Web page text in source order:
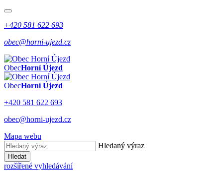
+420 581 622 693
obec@horni-ujezd.cz
ObecHorní Újezd
ObecHorní Újezd
+420 581 622 693
obec@horni-ujezd.cz
Mapa webu
Hledaný výraz
Hledat
rozšířené vyhledávání